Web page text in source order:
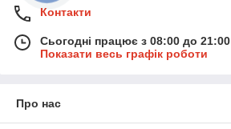
Контакти
Сьогодні працює з 08:00 до 21:00
Показати весь графік роботи
Про нас